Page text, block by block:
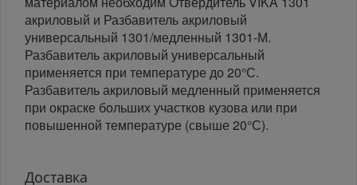
акриловый и Разбавитель акриловый
универсальный 1301/медленный 1301-М.
Разбавитель акриловый универсальный
применяется при температуре до 20°С.
Разбавитель акриловый медленный применяется
при окраске больших участков кузова или при
повышенной температуре (свыше 20°С).
Доставка